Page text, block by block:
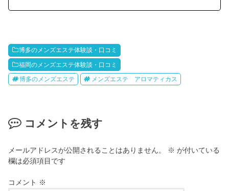
博多のメンズエステ体験談・口コミ
福岡のメンズエステ体験談・口コミ
博多のメンズエステ メンズエステ アロマティカス
コメントを残す
メールアドレスが公開されることはありません。 ※ が付いている
欄は必須項目です
コメント ※